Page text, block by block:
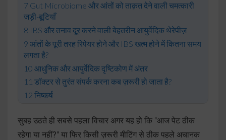
Gut Microbiome और आंतों को ताक़त देने वाली चमत्कारी
जड़ी-बूटियाँ
IBS और तनाव दूर करने वाली बेहतरीन आयुर्वेदिक थेरेपीज़
आंतों के पूरी तरह रिपेयर होने और IBS खत्म होने में कितना समय
लगता है?
आधुनिक और आयुर्वेदिक दृष्टिकोण में अंतर
डॉक्टर से तुरंत संपर्क करना कब ज़रूरी हो जाता है?
निष्कर्ष
सुबह उठते ही सबसे पहला विचार अगर यह हो कि "आज पेट ठीक
रहेगा या नहीं?" या फिर किसी ज़रूरी मीटिंग से ठीक पहले अचानक